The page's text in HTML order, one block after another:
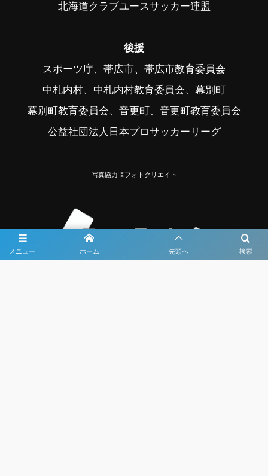
メニュー 検索
ホーム 先頭へ
北海道クラブユースサッカー連盟
後援
スポーツ庁、帯広市、帯広市教育委員会
中札内村、中札内村教育委員会、幕別町
幕別町教育委員会、音更町、音更町教育委員会
公益社団法人日本プロサッカーリーグ
写真協力 ©フォトクリエイト